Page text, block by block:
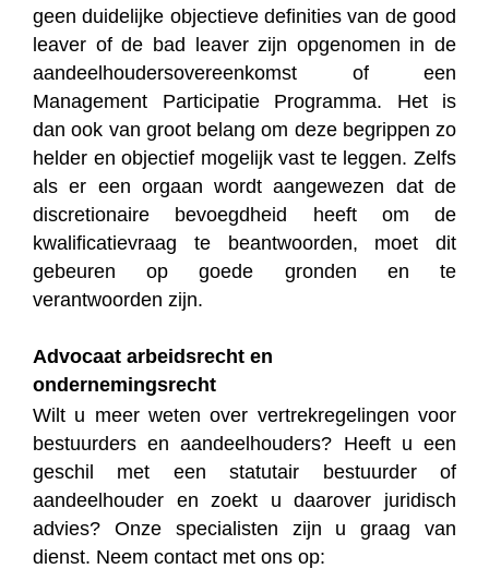
geen duidelijke objectieve definities van de good
leaver of de bad leaver zijn opgenomen in de
aandeelhoudersovereenkomst of een
Management Participatie Programma. Het is
dan ook van groot belang om deze begrippen zo
helder en objectief mogelijk vast te leggen. Zelfs
als er een orgaan wordt aangewezen dat de
discretionaire bevoegdheid heeft om de
kwalificatievraag te beantwoorden, moet dit
gebeuren op goede gronden en te
verantwoorden zijn.
Advocaat arbeidsrecht en
ondernemingsrecht
Wilt u meer weten over vertrekregelingen voor
bestuurders en aandeelhouders? Heeft u een
geschil met een statutair bestuurder of
aandeelhouder en zoekt u daarover juridisch
advies? Onze specialisten zijn u graag van
dienst. Neem contact met ons op: